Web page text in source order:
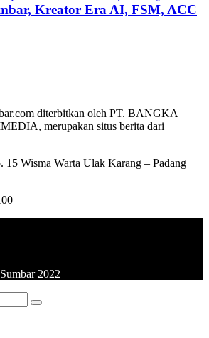
Kreator Era AI, FSM, ACC
diterbitkan oleh PT. BANGKA
merupakan situs berita dari
15 Wisma Warta Ulak Karang – Padang
2022